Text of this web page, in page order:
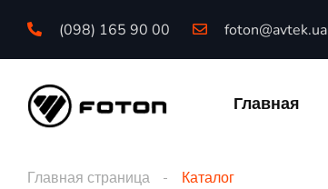
(098) 165 90 00 foton@avtek.ua
Главная
Главная страница Каталог